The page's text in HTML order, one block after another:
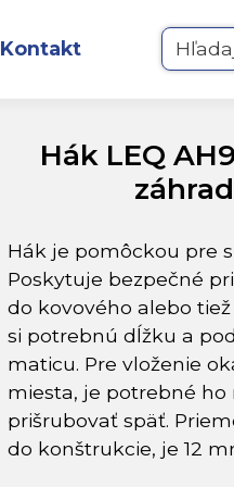
Kontakt Hľadaj
Hák LEQ
Hák je pomôckou pre
Poskytuje bezpečné
do kovového alebo
si potrebnú dĺžku a
maticu. Pre vloženie
miesta, je potrebné
prišrubovať späť.
do konštrukcie, je 12